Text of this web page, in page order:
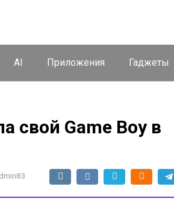
AI Приложения Гаджеты
свой Game Boy в